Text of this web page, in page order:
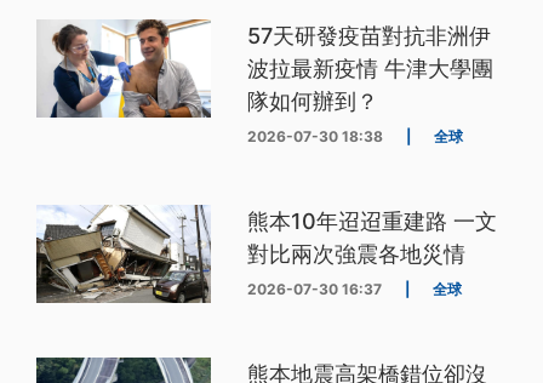
57天研發疫苗對抗非洲伊
波拉最新疫情 牛津大學團
隊如何辦到？
2026-07-30 18:38 全球
熊本10年迢迢重建路 一文
對比兩次強震各地災情
2026-07-30 16:37 全球
熊本地震高架橋錯位卻沒